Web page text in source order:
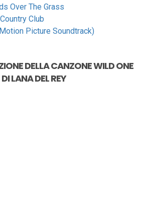
Over The Grass
Club
Picture Soundtrack)
DELLA CANZONEWILD ONE
DILANA DEL REY